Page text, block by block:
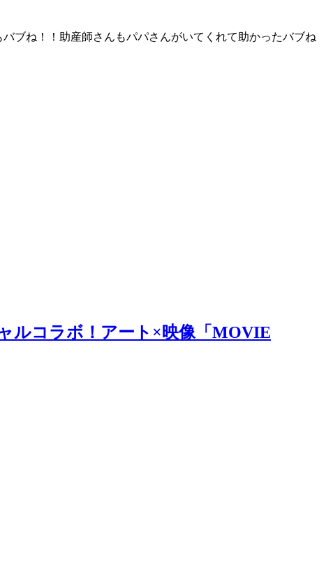
ブね！！助産師さんもパパさんがいてくれて助かったバブね
ルコラボ！アート×映像「MOVIE